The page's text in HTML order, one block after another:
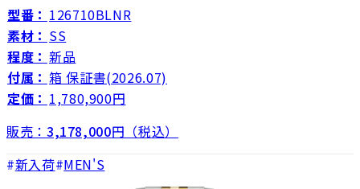
型番： 126710BLNR
素材： SS
程度： 新品
付属： 箱 保証書(2026.07)
定価： 1,780,900円
販売： 3,178,000円（税込）
新入荷 MEN'S